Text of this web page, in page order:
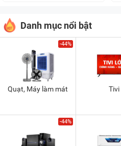
Danh mục nổi bật
-44%
Quạt, Máy làm mát Tivi
-44%